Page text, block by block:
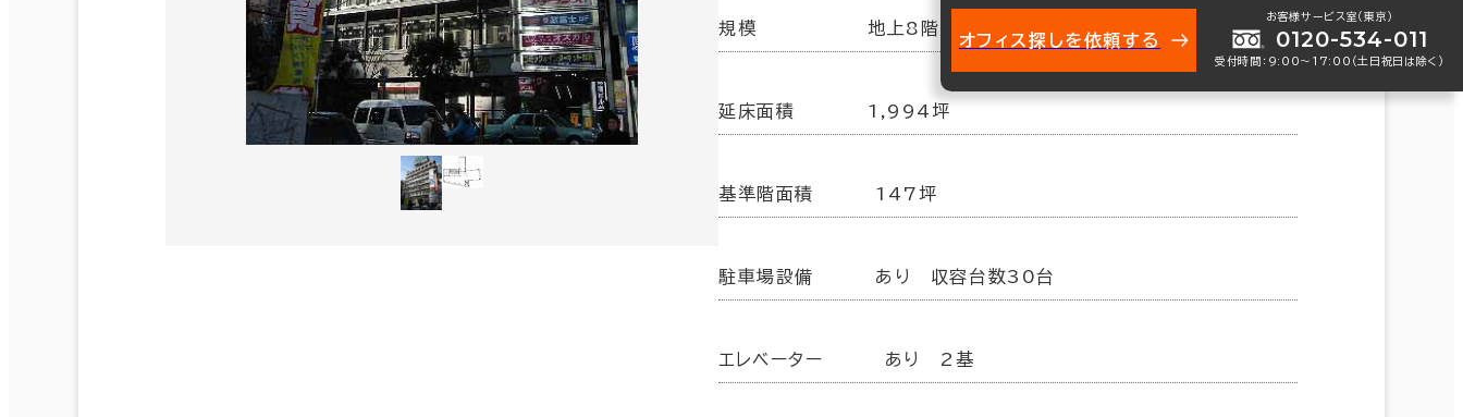
規模 地上8階／地下2階建
延床面積 1,994坪
基準階面積 147坪
駐車場設備 あり 収容台数30台
エレベーター あり 2基
オフィス探しを依頼する
お客様サービス室（東京）
0120-534-011
受付時間：9:00〜17:00（土日祝日は除く）